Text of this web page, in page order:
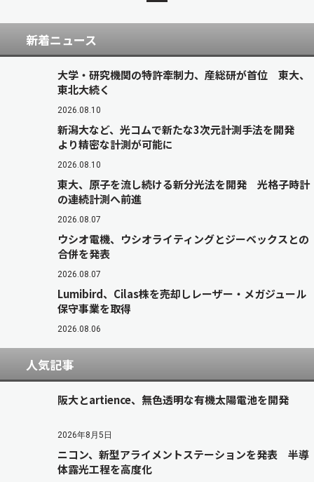
新着ニュース
大学・研究機関の特許牽制力、産総研が首位 東大、
東北大続く
2026.08.10
新潟大など、光コムで新たな3次元計測手法を開発
より精密な計測が可能に
2026.08.10
東大、原子を流し続ける新分光法を開発 光格子時計
の連続計測へ前進
2026.08.07
ウシオ電機、ウシオライティングとジーベックスとの
合併を発表
2026.08.07
Lumibird、Cilas株を売却しレーザー・メガジュール
保守事業を取得
2026.08.06
人気記事
阪大とartience、無色透明な有機太陽電池を開発
2026年8月5日
ニコン、新型アライメントステーションを発表 半導
体露光工程を高度化